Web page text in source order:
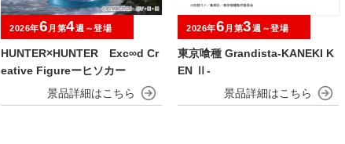
HUNTER×HUNTER Exc∞d Cr
eative Figureーヒソカー
2026年6 月第4週～登場
東京喰種 Grandista-KANEKI K
EN Ⅱ-
2026年6 月第3週～登場